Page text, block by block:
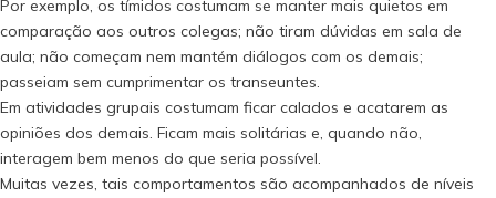
Por exemplo, os tímidos costumam se manter mais quietos em
comparação aos outros colegas; não tiram dúvidas em sala de
aula; não começam nem mantém diálogos com os demais;
passeiam sem cumprimentar os transeuntes.
Em atividades grupais costumam ficar calados e acatarem as
opiniões dos demais. Ficam mais solitárias e, quando não,
interagem bem menos do que seria possível.
Muitas vezes, tais comportamentos são acompanhados de níveis